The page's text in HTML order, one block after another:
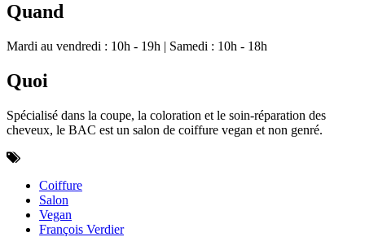
Quand
Mardi au vendredi : 10h - 19h | Samedi : 10h - 18h
Quoi
Spécialisé dans la coupe, la coloration et le soin-réparation des
cheveux, le BAC est un salon de coiffure vegan et non genré.
Coiffure
Salon
Vegan
François Verdier